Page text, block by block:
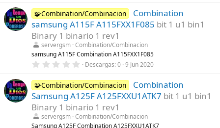
0
0
e
s
t
r
e
l
a
(
s
)
🧩Combination/Combinacion
Combination
samsung A115F A115FXX1F085 bit 1 u1 bin1
Binary 1 binario 1 rev1
servergsm Combination/Combinacion
samsung A115F Combination A115FXX1F085
0
0
0
e
s
t
r
e
l
Descargas 0 9 Jun 2020
🧩Combination/Combinacion
Combination
Samsung A125F A125FXXU1ATK7 bit 1 u1 bin1
Binary 1 binario 1 rev1
servergsm Combination/Combinacion
Samsung A125F Combination A125FXXU1ATK7